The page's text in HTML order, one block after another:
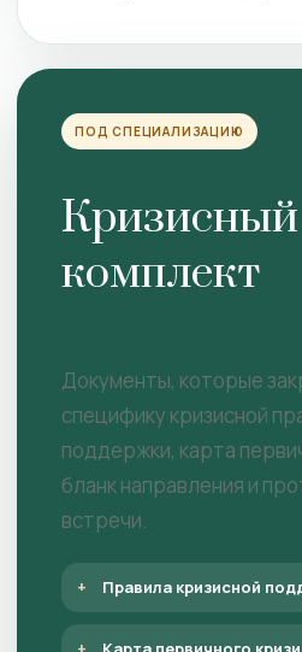
ПОД СПЕЦИАЛИЗАЦИЮ
Кризисный
комплект
Документы, которые
специфику кризисной
поддержки, карта
бланк направления и
встречи.
Правила кризисной